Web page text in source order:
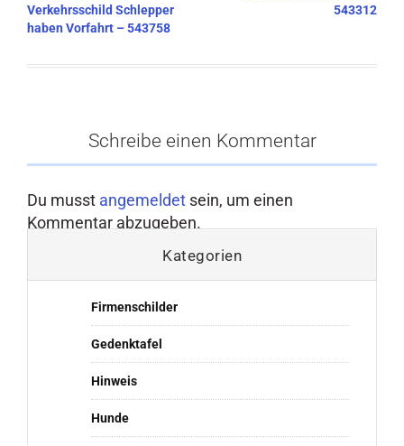
Verkehrsschild Schlepper
haben Vorfahrt – 543758
543312
Schreibe einen Kommentar
Du musst angemeldet sein, um einen
Kommentar abzugeben.
Kategorien
Firmenschilder
Gedenktafel
Hinweis
Hunde